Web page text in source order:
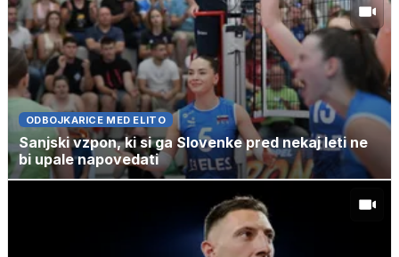
ODBOJKARICE MED ELITO
Sanjski vzpon, ki si ga Slovenke pred nekaj leti ne
bi upale napovedati